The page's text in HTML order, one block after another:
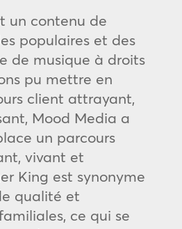
un contenu de
populaires et des
de musique à droits
pu mettre en
client attrayant,
Mood Media a
un parcours
vivant et
King est synonyme
qualité et
ce qui se